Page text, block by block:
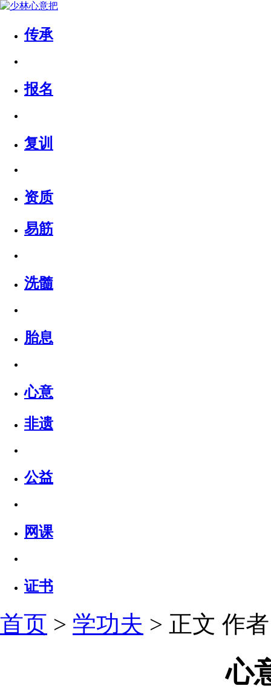
传承
报名
复训
资质
易筋
洗髓
胎息
心意
非遗
公益
网课
证书
首页 > 学功夫 > 正文 作
心